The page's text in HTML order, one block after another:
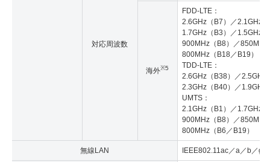
対応周波数
海外※5
FDD-LTE：
2.6GHz（B7）／2.1GHz
1.7GHz（B3）／1.5GHz
900MHz（B8）／850MHz
800MHz（B18／B19）
TDD-LTE：
2.6GHz（B38）／2.5GHz
2.3GHz（B40）／1.9GHz
UMTS：
2.1GHz（B1）／1.7GHz
900MHz（B8）／850MHz
800MHz（B6／B19）
無線LAN IEEE802.11ac／a／b／g